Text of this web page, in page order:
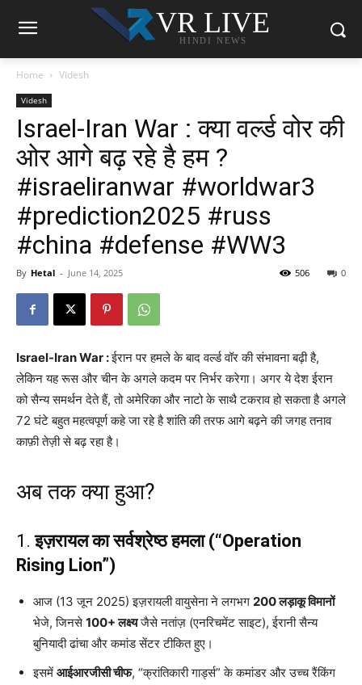
VR LIVE
HINDI NEWS
Home Videsh
Videsh
Israel-Iran War : क्या वर्ल्ड वोर की
ओर आगे बढ़ रहे है हम ?
#israeliranwar #worldwar3
#prediction2025 #russ
#china #defense #WW3
By Hetal - June 14, 2025 0
506
Israel-Iran War :ईरान पर हमले के बाद वर्ल्ड वॉर की संभावना बढ़ी है,
लेकिन यह रूस और चीन के अगले कदम पर निर्भर करेगा। अगर ये देश ईरान
को सैन्य समर्थन देते हैं, तो अमेरिका और नाटो के साथै टकराव हो सकता है अगले
72 घंटे बहुत महत्वपूर्ण कहे जा रहे है शांति की तरफ आगे बढ़ने की जगह तनाव
काफ़ी तेज़ी से बढ़ रहा है।
अब तक क्या हुआ?
1.इज़रायल का सर्वश्रेष्ठ हमला (“Operation
Rising Lion”)
आज (13 जून 2025) इज़रायली वायुसेना ने लगभग 200 लड़ाकू विमानों
भेजे, जिनसे100+ लक्ष्यजैसे नतांज़ (एनरिचमेंट साइट), ईरानी सैन्य
बुनियादी ढांचा और कमांड सेंटर टीकित हुए।
इसमें आईआरजीसी चीफ, “क्रांतिकारी गार्ड्स” के कमांडर और उच्च रैंकिंग